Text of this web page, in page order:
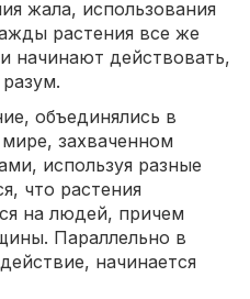
жала, использования
растения все же
начинают действовать,
объединялись в
захваченном
используя разные
что растения
на людей, причем
Параллельно в
начинается